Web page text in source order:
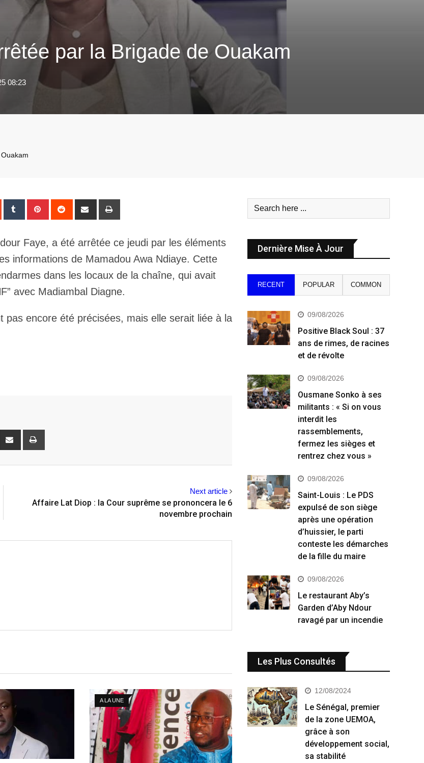
par la Brigade de Ouakam
08:23
StumbleUpon
Tumblr Pinterest Reddit
Share
Faye, a été arrêtée ce jeudi par les éléments
informations de Mamadou Awa Ndiaye. Cette
dans les locaux de la chaîne, qui avait
avec Madiambal Diagne.
pas encore été précisées, mais elle serait liée à la
Reddit
Share
Next article
Affaire Lat Diop : la Cour suprême se prononcera le 6
novembre prochain
A LA UNE
Dernière Mise À Jour
RECENT POPULAR COMMON
09/08/2026
Positive Black Soul : 37
ans de rimes, de racines
et de révolte
09/08/2026
Ousmane Sonko à ses
militants : « Si on vous
interdit les
rassemblements,
fermez les sièges et
rentrez chez vous »
09/08/2026
Saint-Louis : Le PDS
expulsé de son siège
après une opération
d’huissier, le parti
conteste les démarches
de la fille du maire
09/08/2026
Le restaurant Aby’s
Garden d’Aby Ndour
ravagé par un incendie
Les Plus Consultés
12/08/2024
Le Sénégal, premier
de la zone UEMOA,
grâce à son
développement social,
sa stabilité